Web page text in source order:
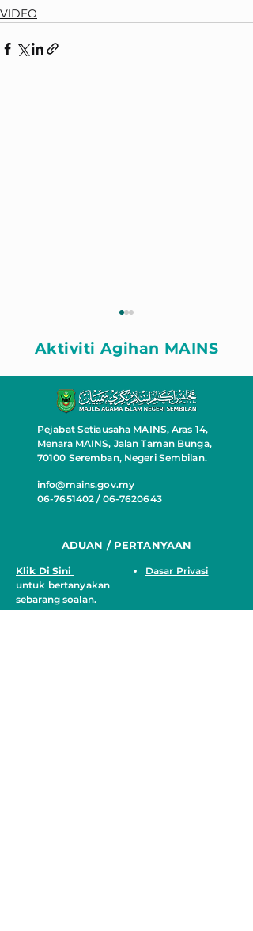
VIDEO
ZAKAT BANTU RUMAH
MAWADDAH
Aktiviti Agihan MAINS
Pejabat Setiausaha MAINS, Aras 14,
Menara MAINS, Jalan Taman Bunga,
70100 Seremban, Negeri Sembilan.
info@mains.gov.my
06-7651402 / 06-7620643
ADUAN / PERTANYAAN
Klik Di Sini
untuk bertanyakan
sebarang soalan.
Dasar Privasi